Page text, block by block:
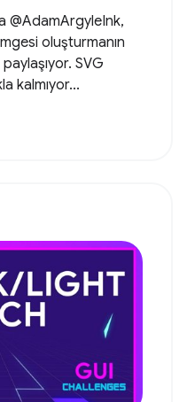
@AdamArgyleInk,
oluşturmanın
SVG
kalmıyor...